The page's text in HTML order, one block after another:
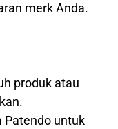
merk Anda.
produk atau
Patendo untuk